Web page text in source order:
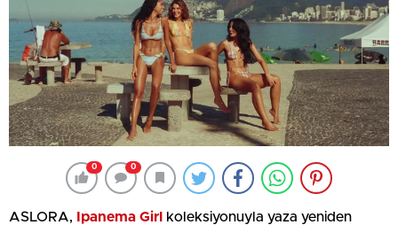
0 0
ASLORA, Ipanema Girl
koleksiyonuyla yaza yeniden